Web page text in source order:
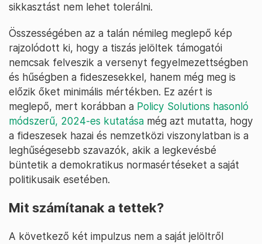
sikkasztást nem lehet tolerálni.
Összességében az a talán némileg meglepő kép
rajzolódott ki, hogy a tiszás jelöltek támogatói
nemcsak felveszik a versenyt fegyelmezettségben
és hűségben a fideszesekkel, hanem még meg is
előzik őket minimális mértékben. Ez azért is
meglepő, mert korábban a Policy Solutions hasonló
módszerű, 2024-es kutatása még azt mutatta, hogy
a fideszesek hazai és nemzetközi viszonylatban is a
leghűségesebb szavazók, akik a legkevésbé
büntetik a demokratikus normasértéseket a saját
politikusaik esetében.
Mit számítanak a tettek?
A következő két impulzus nem a saját jelöltről